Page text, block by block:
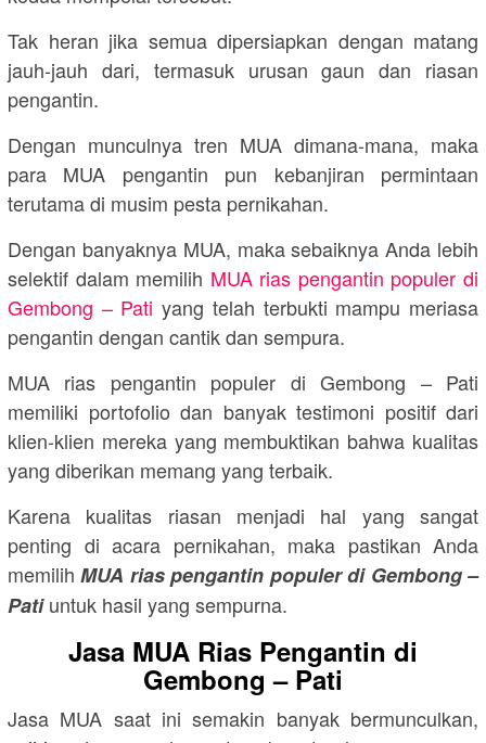
Tak heran jika semua dipersiapkan dengan matang
jauh-jauh dari, termasuk urusan gaun dan riasan
pengantin.
Dengan munculnya tren MUA dimana-mana, maka
para MUA pengantin pun kebanjiran permintaan
terutama di musim pesta pernikahan.
Dengan banyaknya MUA, maka sebaiknya Anda lebih
selektif dalam memilih MUA rias pengantin populer di
Gembong – Pati yang telah terbukti mampu meriasa
pengantin dengan cantik dan sempura.
MUA rias pengantin populer di Gembong – Pati
memiliki portofolio dan banyak testimoni positif dari
klien-klien mereka yang membuktikan bahwa kualitas
yang diberikan memang yang terbaik.
Karena kualitas riasan menjadi hal yang sangat
penting di acara pernikahan, maka pastikan Anda
memilihMUA rias pengantin populer di Gembong –
Patiuntuk hasil yang sempurna.
Jasa MUA Rias Pengantin di
Gembong – Pati
Jasa MUA saat ini semakin banyak bermunculkan,